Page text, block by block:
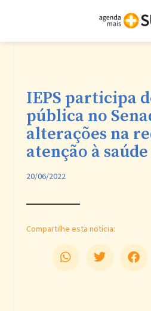
IEPS participa
pública no
alterações na
atenção à
20/06/2022
Compartilhe esta notícia: